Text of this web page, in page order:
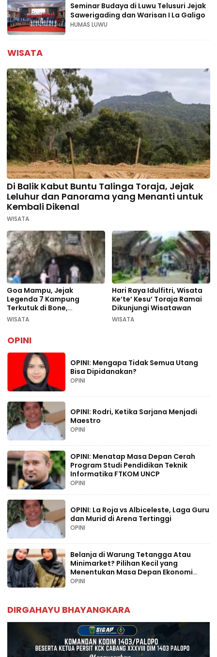
Seminar Budaya di Luwu Telusuri Jejak
Sawerigading dan Warisan I La Galigo
HUMAS LUWU
WISATA
Di Balik Kabut Buntu Talinga Toraja, Jejak
Leluhur dan Panorama yang Menanti untuk
Kembali Dikenal
WISATA
Goa Mampu, Jejak
Legenda 7 Kampung
Terkutuk di Bone,
Rekomendasi Liburan
WISATA
Hari Raya Idulfitri, Wisata
Ke’te’ Kesu’ Toraja Ramai
Dikunjungi Wisatawan
WISATA
OPINI
OPINI: Mengapa Tidak Semua Utang
Bisa Dipidanakan?
OPINI
OPINI: Rodri, Ketika Sarjana Menjadi
Maestro
OPINI
OPINI: Menatap Masa Depan Cerah
Program Studi Pendidikan Teknik
Informatika FTKOM UNCP
OPINI
OPINI: La Roja vs Albiceleste, Laga Guru
dan Murid di Arena Tertinggi
OPINI
Belanja di Warung Tetangga Atau
Minimarket? Pilihan Kecil yang
Menentukan Masa Depan Ekonomi
Palopo
OPINI
DIRGAHAYU BHAYANGKARA